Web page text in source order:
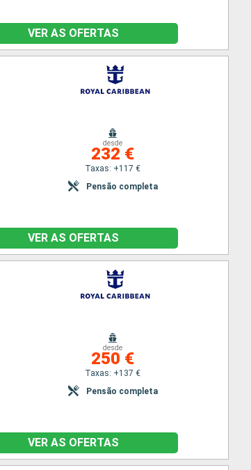
VER AS OFERTAS
desde
232 €
Taxas: +117 €
Pensão completa
VER AS OFERTAS
desde
250 €
Taxas: +137 €
Pensão completa
VER AS OFERTAS